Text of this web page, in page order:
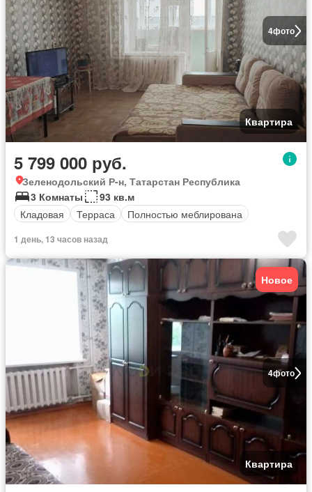
4фото
Квартира
5 799 000 руб.
Зеленодольский Р-н, Татарстан Республика
3 Комнаты
93 кв.м
Кладовая
Терраса Полностью меблирована
1 день, 13 часов назад
4фото
Новое
Квартира